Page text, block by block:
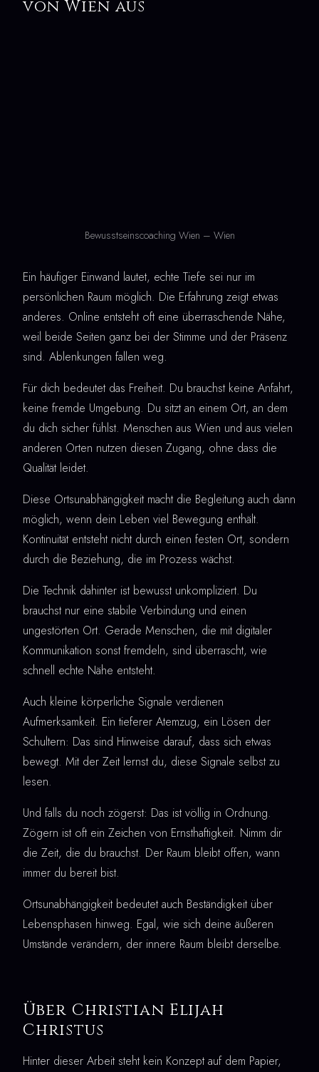
von Wien aus
Bewusstseinscoaching Wien – Wien
Ein häufiger Einwand lautet, echte Tiefe sei nur im
persönlichen Raum möglich. Die Erfahrung zeigt etwas
anderes. Online entsteht oft eine überraschende Nähe,
weil beide Seiten ganz bei der Stimme und der Präsenz
sind. Ablenkungen fallen weg.
Für dich bedeutet das Freiheit. Du brauchst keine Anfahrt,
keine fremde Umgebung. Du sitzt an einem Ort, an dem
du dich sicher fühlst. Menschen aus Wien und aus vielen
anderen Orten nutzen diesen Zugang, ohne dass die
Qualität leidet.
Diese Ortsunabhängigkeit macht die Begleitung auch dann
möglich, wenn dein Leben viel Bewegung enthält.
Kontinuität entsteht nicht durch einen festen Ort, sondern
durch die Beziehung, die im Prozess wächst.
Die Technik dahinter ist bewusst unkompliziert. Du
brauchst nur eine stabile Verbindung und einen
ungestörten Ort. Gerade Menschen, die mit digitaler
Kommunikation sonst fremdeln, sind überrascht, wie
schnell echte Nähe entsteht.
Auch kleine körperliche Signale verdienen
Aufmerksamkeit. Ein tieferer Atemzug, ein Lösen der
Schultern: Das sind Hinweise darauf, dass sich etwas
bewegt. Mit der Zeit lernst du, diese Signale selbst zu
lesen.
Und falls du noch zögerst: Das ist völlig in Ordnung.
Zögern ist oft ein Zeichen von Ernsthaftigkeit. Nimm dir
die Zeit, die du brauchst. Der Raum bleibt offen, wann
immer du bereit bist.
Ortsunabhängigkeit bedeutet auch Beständigkeit über
Lebensphasen hinweg. Egal, wie sich deine äußeren
Umstände verändern, der innere Raum bleibt derselbe.
Über Christian Elijah
Christus
Hinter dieser Arbeit steht kein Konzept auf dem Papier,